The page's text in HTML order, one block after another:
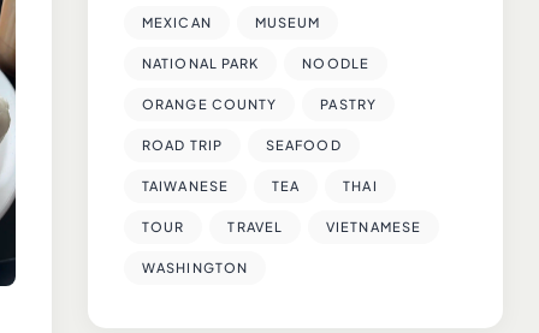
MEXICAN MUSEUM
NATIONAL PARK NOODLE
ORANGE COUNTY PASTRY
ROAD TRIP SEAFOOD
TAIWANESE TEA THAI
TOUR TRAVEL VIETNAMESE
WASHINGTON